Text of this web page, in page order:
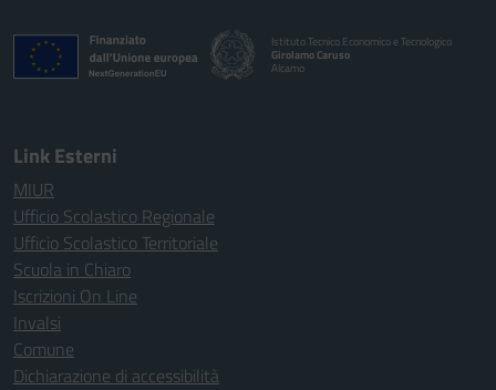
Istituto Tecnico Economico e Tecnologico
Girolamo Caruso
Alcamo
Link Esterni
MIUR
Ufficio Scolastico Regionale
Ufficio Scolastico Territoriale
Scuola in Chiaro
Iscrizioni On Line
Invalsi
Comune
Dichiarazione di accessibilità